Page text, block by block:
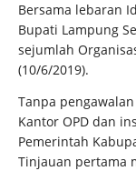
Bersama lebaran
Bupati Lampung
sejumlah
(10/6/2019).
Tanpa
Kantor OPD dan
Pemerintah
Tinjauan pertama